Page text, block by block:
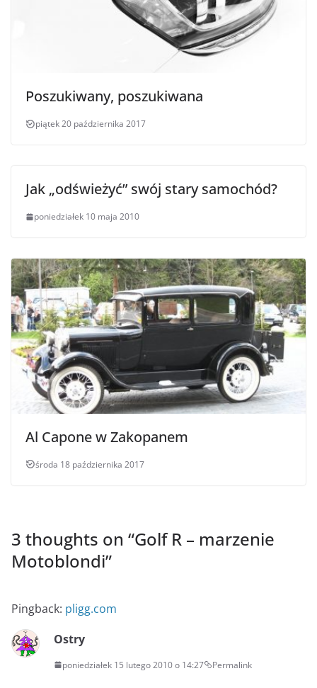
Poszukiwany, poszukiwana
piątek 20 października 2017
Jak „odświeżyć” swój stary samochód?
poniedziałek 10 maja 2010
Al Capone w Zakopanem
środa 18 października 2017
3 thoughts on “Golf R – marzenie
Motoblondi”
Pingback: pligg.com
Ostry
poniedziałek 15 lutego 2010 o 14:27 Permalink